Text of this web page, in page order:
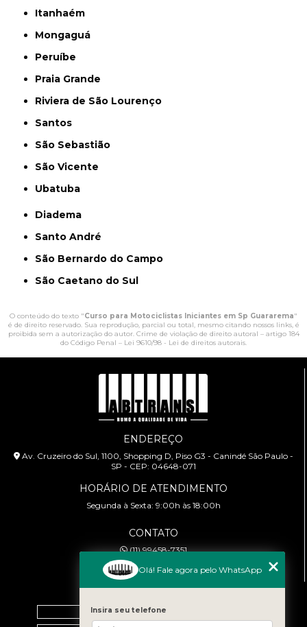
Itanhaém
Mongaguá
Peruíbe
Praia Grande
Riviera de São Lourenço
Santos
São Sebastião
São Vicente
Ubatuba
Diadema
Santo André
São Bernardo do Campo
São Caetano do Sul
O conteúdo do texto "Curso para Motociclistas Iniciantes em Sp Guararema"
é de direito reservado. Sua reprodução, parcial ou total, mesmo citando nossos links, é
proibida sem a autorização do autor. Crime de violação de direito autoral – artigo 184
do Código Penal – Lei 9610/98 - Lei de direitos autorais.
ENDEREÇO
Av. Cruzeiro do Sul, 1100, Shopping D, Piso G3 - Canindé São Paulo -
SP - CEP: 04648-071
HORÁRIO DE ATENDIMENTO
Segunda à Sexta: 9:00h às 18:00h
CONTATO
(11) 99458-7351
cursoabtrans@gmail.com
Home
Olá! Fale agora pelo WhatsApp
Insira seu telefone